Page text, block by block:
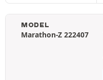
MODEL
Marathon-Z 222407